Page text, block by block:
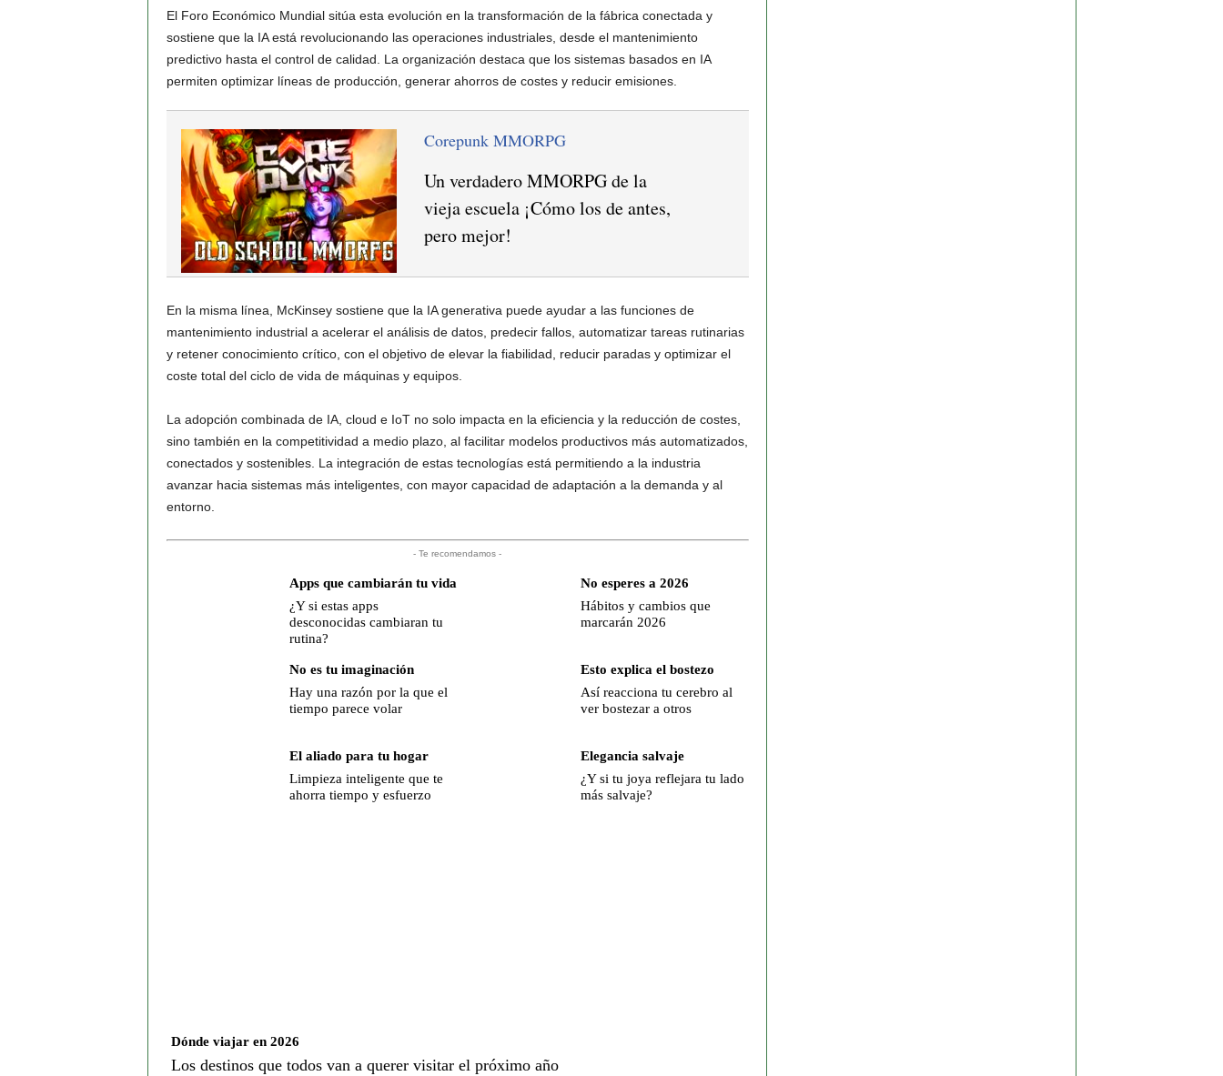
El Foro Económico Mundial sitúa esta evolución en la transformación de la fábrica conectada y
sostiene que la IA está revolucionando las operaciones industriales, desde el mantenimiento
predictivo hasta el control de calidad. La organización destaca que los sistemas basados en IA
permiten optimizar líneas de producción, generar ahorros de costes y reducir emisiones.
Corepunk MMORPG
Un verdadero MMORPG de la
vieja escuela ¡Cómo los de antes,
pero mejor!
En la misma línea, McKinsey sostiene que la IA generativa puede ayudar a las funciones de
mantenimiento industrial a acelerar el análisis de datos, predecir fallos, automatizar tareas rutinarias
y retener conocimiento crítico, con el objetivo de elevar la fiabilidad, reducir paradas y optimizar el
coste total del ciclo de vida de máquinas y equipos.
La adopción combinada de IA, cloud e IoT no solo impacta en la eficiencia y la reducción de costes,
sino también en la competitividad a medio plazo, al facilitar modelos productivos más automatizados,
conectados y sostenibles. La integración de estas tecnologías está permitiendo a la industria
avanzar hacia sistemas más inteligentes, con mayor capacidad de adaptación a la demanda y al
entorno.
- Te recomendamos -
Apps que cambiarán tu vida
¿Y si estas apps
desconocidas cambiaran tu
rutina?
No esperes a 2026
Hábitos y cambios que
marcarán 2026
No es tu imaginación
Hay una razón por la que el
tiempo parece volar
Esto explica el bostezo
Así reacciona tu cerebro al
ver bostezar a otros
El aliado para tu hogar
Limpieza inteligente que te
ahorra tiempo y esfuerzo
Elegancia salvaje
¿Y si tu joya reflejara tu lado
más salvaje?
Dónde viajar en 2026
Los destinos que todos van a querer visitar el próximo año